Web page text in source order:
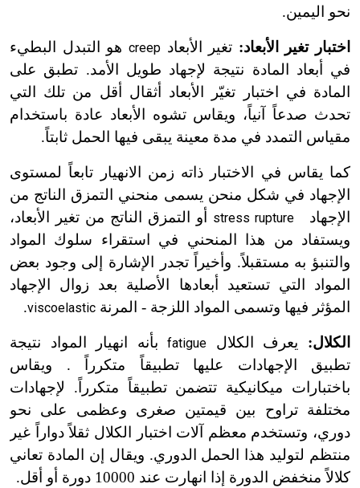
نحو اليمين.
اختبار تغير الأبعاد: تغير الأبعادcreep هو التبدل البطيء
في أبعاد المادة نتيجة لإجهاد طويل الأمد. تطبق على
المادة في اختبار تغيّر الأبعاد أثقال أقل من تلك التي
تحدث صدعاً آنياً، ويقاس تشوه الأبعاد عادة باستخدام
مقياس التمدد في مدة معينة يبقى فيها الحمل ثابتاً.
كما يقاس في الاختبار ذاته زمن الانهيار تابعاً لمستوى
الإجهاد في شكل منحن يسمى منحني التمزق الناتج من
الإجهاد
stress rupture
أو التمزق الناتج من تغير الأبعاد،
ويستفاد من هذا المنحني في استقراء سلوك المواد
والتنبؤ به مستقبلاً. وأخيراً تجدر الإشارة إلى وجود بعض
المواد التي تستعيد أبعادها الأصلية بعد زوال الإجهاد
المؤثر فيها وتسمى المواد اللزجة - المرنة viscoelastic
.
الكلال: يعرف الكلال fatigueبأنه انهيار المواد نتيجة
تطبيق الإجهادات عليها تطبيقاً متكرراً . ويقاس
باختبارات ميكانيكية تتضمن تطبيقاً متكرراً. لإجهادات
مختلفة تراوح بين قيمتين صغرى وعظمى على نحو
دوري، وتستخدم معظم آلات اختبار الكلال ثقلاً دواراً غير
منتظم لتوليد هذا الحمل الدوري. ويقال إن المادة تعاني
كلالاً منخفض الدورة إذا انهارت عند 10000 دورة أو أقل.